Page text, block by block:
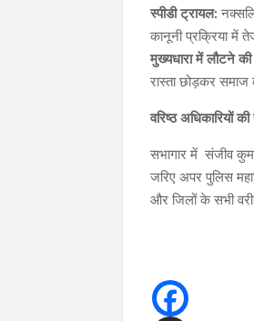
स्पीडी ट्रायल:
कानूनी प्रक्रिया में
मुख्यधारा में लौटने
रास्ता छोड़कर समाज
वरिष्ठ अधिकारियों की
सभागार में संजीव
जरिए अपर पुलिस
और जिलों के सभी